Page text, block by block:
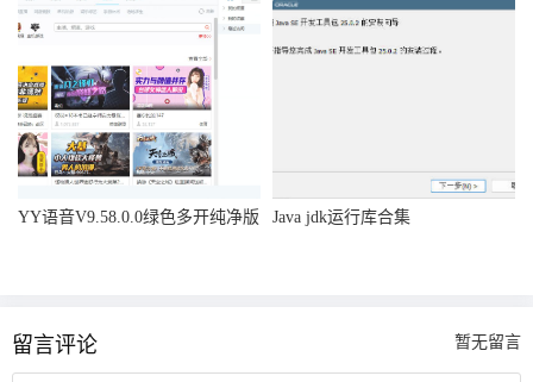
YY语音V9.58.0.0绿色多开纯净版 Java jdk运行库合集
留言评论 暂无留言